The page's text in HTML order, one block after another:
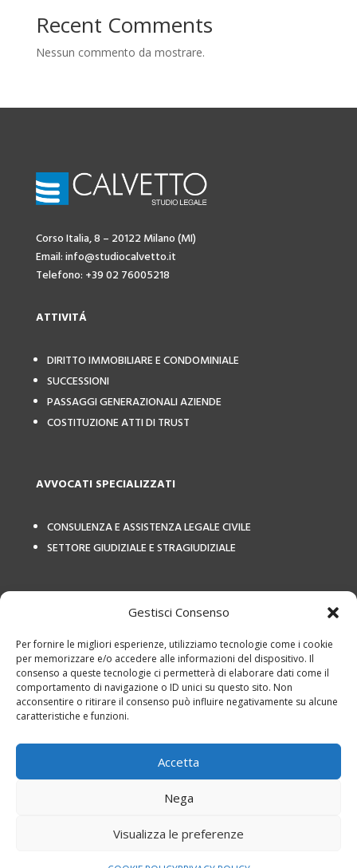
Gestisci Consenso
Per fornire le migliori esperienze, utilizziamo tecnologie come i cookie
per memorizzare e/o accedere alle informazioni del dispositivo. Il
consenso a queste tecnologie ci permetterà di elaborare dati come il
comportamento di navigazione o ID unici su questo sito. Non
acconsentire o ritirare il consenso può influire negativamente su alcune
caratteristiche e funzioni.
Accetta
Nega
Visualizza le preferenze
Recent Comments
Nessun commento da mostrare.
Corso Italia, 8 – 20122 Milano (MI)
Email: info@studiocalvetto.it
Telefono: +39 02 76005218
ATTIVITÁ
DIRITTO IMMOBILIARE E CONDOMINIALE
SUCCESSIONI
PASSAGGI GENERAZIONALI AZIENDE
COSTITUZIONE ATTI DI TRUST
AVVOCATI SPECIALIZZATI
CONSULENZA E ASSISTENZA LEGALE CIVILE
SETTORE GIUDIZIALE E STRAGIUDIZIALE
COLLEGAMENTI ESTERNI
utilizzo| Cookies
Calvetto – P.IVA: 12798460155
Studio Legale Avv Calvetto – P.IVA: 12798460155 è responsabile per i
dati e la privacy e cookie policy di questo sito web